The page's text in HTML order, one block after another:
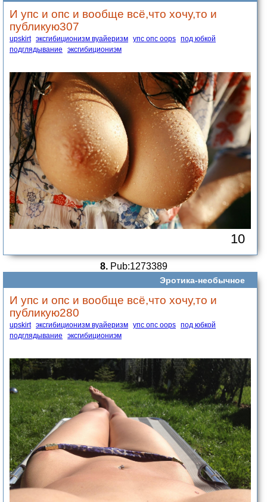
И упс и опс и вообще всё,что хочу,то и
публикую307
upskirt эксгибиционизм вуайеризм упс опс oops под юбкой
подглядывание
эксгибициониэм
10
8.Pub:1273389
Эротика-необычное
И упс и опс и вообще всё,что хочу,то и
публикую280
upskirt эксгибиционизм вуайеризм упс опс oops под юбкой
подглядывание
эксгибициониэм